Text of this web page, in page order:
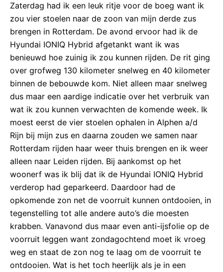
Zaterdag had ik een leuk ritje voor de boeg want ik
zou vier stoelen naar de zoon van mijn derde zus
brengen in Rotterdam. De avond ervoor had ik de
Hyundai IONIQ Hybrid afgetankt want ik was
benieuwd hoe zuinig ik zou kunnen rijden. De rit ging
over grofweg 130 kilometer snelweg en 40 kilometer
binnen de bebouwde kom. Niet alleen maar snelweg
dus maar een aardige indicatie over het verbruik van
wat ik zou kunnen verwachten de komende week. Ik
moest eerst de vier stoelen ophalen in Alphen a/d
Rijn bij mijn zus en daarna zouden we samen naar
Rotterdam rijden haar weer thuis brengen en ik weer
alleen naar Leiden rijden. Bij aankomst op het
woonerf was ik blij dat ik de Hyundai IONIQ Hybrid
verderop had geparkeerd. Daardoor had de
opkomende zon net de voorruit kunnen ontdooien, in
tegenstelling tot alle andere auto’s die moesten
krabben. Vanavond dus maar even anti-ijsfolie op de
voorruit leggen want zondagochtend moet ik vroeg
weg en staat de zon nog te laag om de voorruit te
ontdooien. Wat is het toch heerlijk als je in een